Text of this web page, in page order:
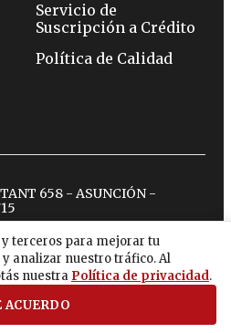
terceros para mejorar tu
analizar nuestro tráfico. Al
nuestra Política de privacidad.
ACUERDO
Servicio de
Suscripción a Crédito
Política de Calidad
658 - ASUNCIÓN -
youtubespotify